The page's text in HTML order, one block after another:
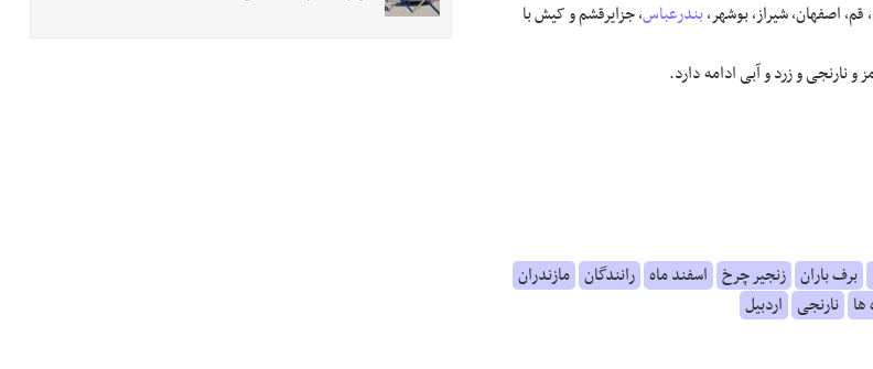
اصفهان، شیراز، بوشهر،بندرعباس، جزایرقشم و کیش با
برف باران زنجیر چرخ اسفند ماه رانندگان مازندران
ها نارنجی اردبیل